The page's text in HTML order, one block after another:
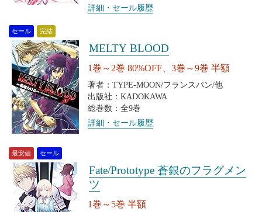
詳細・セール履歴
セール 完結
MELTY BLOOD
1巻～2巻 80%OFF、3巻～9巻 半額
著者：TYPE-MOON/フランスパン/他
出版社：KADOKAWA
総巻数：全9巻
詳細・セール履歴
最安値 セール
Fate/Prototype 蒼銀のフラグメン
ツ
1巻～5巻 半額